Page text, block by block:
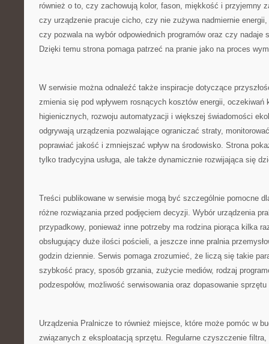
również o to, czy zachowują kolor, fason, miękkość i przyjemny
czy urządzenie pracuje cicho, czy nie zużywa nadmiernie energii,
czy pozwala na wybór odpowiednich programów oraz czy nadaje
Dzięki temu strona pomaga patrzeć na pranie jako na proces
W serwisie można odnaleźć także inspiracje dotyczące
zmienia się pod wpływem rosnących kosztów energii, oczekiwań
higienicznych, rozwoju automatyzacji i większej świadomości
odgrywają urządzenia pozwalające ograniczać straty,
poprawiać jakość i zmniejszać wpływ na środowisko. Strona
tylko tradycyjna usługa, ale także dynamicznie rozwijająca się
Treści publikowane w serwisie mogą być szczególnie pomocne
różne rozwiązania przed podjęciem decyzji. Wybór urządzenia
przypadkowy, ponieważ inne potrzeby ma rodzina piorąca kilka
obsługujący duże ilości pościeli, a jeszcze inne pralnia
godzin dziennie. Serwis pomaga zrozumieć, że liczą się takie
szybkość pracy, sposób grzania, zużycie mediów, rodzaj
podzespołów, możliwość serwisowania oraz dopasowanie
Urządzenia Pralnicze to również miejsce, które może pomóc w
związanych z eksploatacją sprzętu. Regularne czyszczenie